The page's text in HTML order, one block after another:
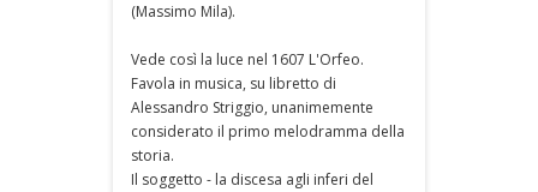
(Massimo Mila).
Vede così la luce nel 1607 L'Orfeo.
Favola in musica, su libretto di
Alessandro Striggio, unanimemente
considerato il primo melodramma della
storia.
Il soggetto - la discesa agli inferi del